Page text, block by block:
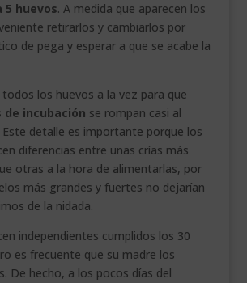
5 huevos. A medida que aparecen los
retirarlos y cambiarlos por
de pega y esperar a que se acabe la
los huevos a la vez para que
de incubación se rompan casi al
detalle es importante porque los
diferencias entre unas crías más
otras a la hora de alimentarlas, por
más grandes y fuertes no dejarían
de la nidada.
independientes cumplidos los 30
es frecuente que su madre los
De hecho, a los pocos días del